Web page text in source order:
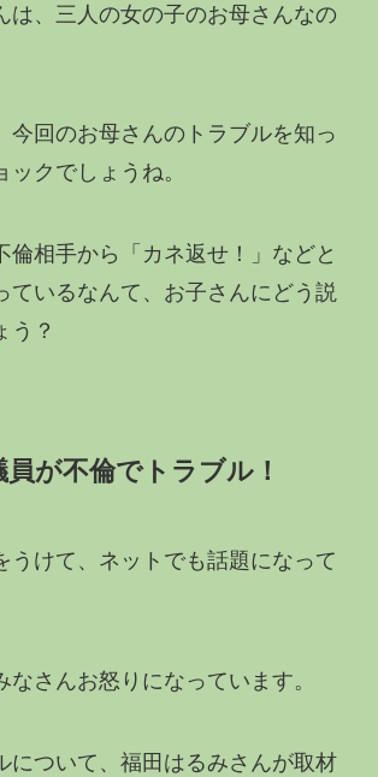
は、三人の女の子のお母さんなの
今回のお母さんのトラブルを知っ
クでしょうね。
倫相手から「カネ返せ！」などと
ているなんて、お子さんにどう説
う？
が不倫でトラブル！
うけて、ネットでも話題になって
なさんお怒りになっています。
について、福田はるみさんが取材